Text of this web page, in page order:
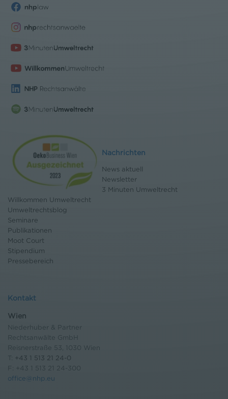
Nachrichten
News aktuell
Newsletter
3 Minuten Umweltrecht
Willkommen Umweltrecht
Umweltrechtsblog
Seminare
Publikationen
Moot Court
Stipendium
Pressebereich
Kontakt
Wien
Niederhuber & Partner
Rechtsanwälte GmbH
Reisnerstraße 53, 1030 Wien
T: +43 1 513 21 24-0
F: +43 1 513 21 24-300
office@nhp.eu